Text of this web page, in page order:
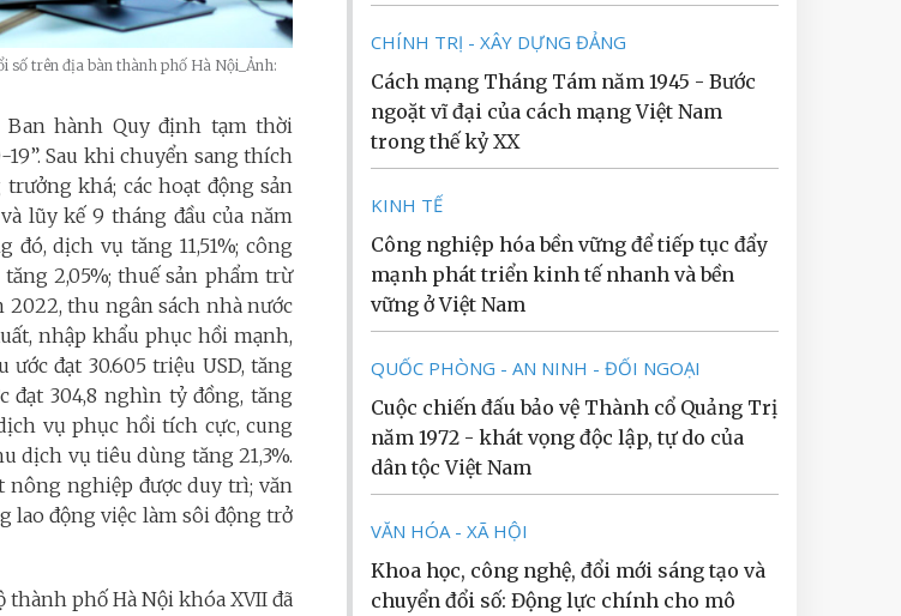
số trên địa bàn thành phố Hà Nội_Ảnh:
Ban hành Quy định tạm thời
Sau khi chuyển sang thích
khá; các hoạt động sản
lũy kế 9 tháng đầu của năm
dịch vụ tăng 11,51%; công
2,05%; thuế sản phẩm trừ
2022, thu ngân sách nhà nước
nhập khẩu phục hồi mạnh,
đạt 30.605 triệu USD, tăng
đạt 304,8 nghìn tỷ đồng, tăng
vụ phục hồi tích cực, cung
dịch vụ tiêu dùng tăng 21,3%.
nông nghiệp được duy trì; văn
lao động việc làm sôi động trở
phố Hà Nội khóa XVII đã
CHÍNH TRỊ - XÂY DỰNG ĐẢNG
Cách mạng Tháng Tám năm 1945 - Bước
ngoặt vĩ đại của cách mạng Việt Nam
trong thế kỷ XX
KINH TẾ
Công nghiệp hóa bền vững để tiếp tục đẩy
mạnh phát triển kinh tế nhanh và bền
vững ở Việt Nam
QUỐC PHÒNG - AN NINH - ĐỐI NGOẠI
Cuộc chiến đấu bảo vệ Thành cổ Quảng Trị
năm 1972 - khát vọng độc lập, tự do của
dân tộc Việt Nam
VĂN HÓA - XÃ HỘI
Khoa học, công nghệ, đổi mới sáng tạo và
chuyển đổi số: Động lực chính cho mô